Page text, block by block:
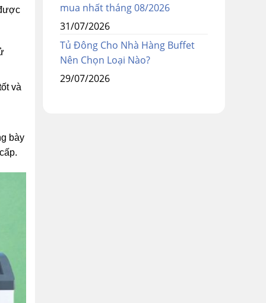
và
bày
mua nhất tháng 08/2026
31/07/2026
Tủ Đông Cho Nhà Hàng Buffet
Nên Chọn Loại Nào?
29/07/2026